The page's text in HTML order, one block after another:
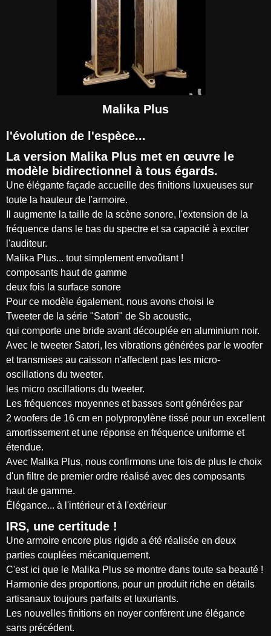
Malika Plus
l'évolution de l'espèce...
La version Malika Plus met en œuvre le
modèle bidirectionnel à tous égards.
Une élégante façade accueille des finitions luxueuses sur
toute la hauteur de l'armoire.
Il augmente la taille de la scène sonore, l'extension de la
fréquence dans le bas du spectre et sa capacité à exciter
l'auditeur.
Malika Plus... tout simplement envoûtant !
composants haut de gamme
deux fois la surface sonore
Pour ce modèle également, nous avons choisi le
Tweeter de la série "Satori" de Sb acoustic,
qui comporte une bride avant découplée en aluminium noir.
Avec le tweeter Satori, les vibrations générées par le woofer
et transmises au caisson n'affectent pas les micro-
oscillations du tweeter.
les micro oscillations du tweeter.
Les fréquences moyennes et basses sont générées par
2 woofers de 16 cm en polypropylène tissé pour un excellent
amortissement et une réponse en fréquence uniforme et
étendue.
Avec Malika Plus, nous confirmons une fois de plus le choix
d'un filtre de premier ordre réalisé avec des composants
haut de gamme.
Élégance... à l'intérieur et à l'extérieur
IRS, une certitude !
Une armoire encore plus rigide a été réalisée en deux
parties couplées mécaniquement.
C'est ici que le Malika Plus se montre dans toute sa beauté !
Harmonie des proportions, pour un produit riche en détails
artisanaux toujours parfaits et luxuriants.
Les nouvelles finitions en noyer confèrent une élégance
sans précédent.